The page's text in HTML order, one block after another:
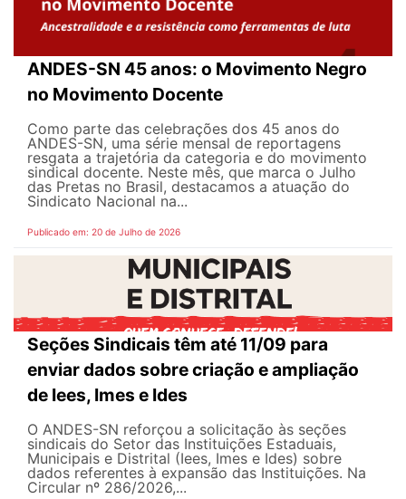
ANDES-SN 45 anos: o Movimento Negro
no Movimento Docente
Como parte das celebrações dos 45 anos do
ANDES-SN, uma série mensal de reportagens
resgata a trajetória da categoria e do movimento
sindical docente. Neste mês, que marca o Julho
das Pretas no Brasil, destacamos a atuação do
Sindicato Nacional na...
Publicado em: 20 de Julho de 2026
Seções Sindicais têm até 11/09 para
enviar dados sobre criação e ampliação
de Iees, Imes e Ides
O ANDES-SN reforçou a solicitação às seções
sindicais do Setor das Instituições Estaduais,
Municipais e Distrital (Iees, Imes e Ides) sobre
dados referentes à expansão das Instituições. Na
Circular nº 286/2026,...